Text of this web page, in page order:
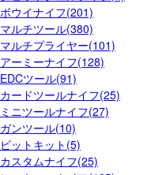
ボウイナイフ(201)
マルチツール(380)
マルチプライヤー(101)
アーミーナイフ(128)
EDCツール(91)
カードツールナイフ(25)
ミニツールナイフ(27)
ガンツール(10)
ビットキット(5)
カスタムナイフ(25)